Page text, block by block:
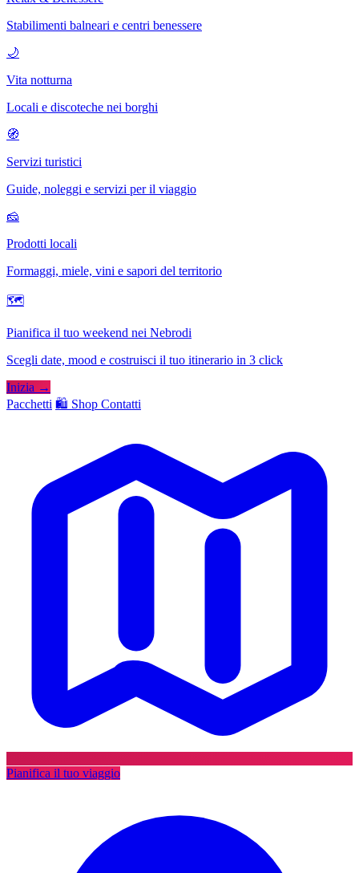
Stabilimenti balneari e centri benessere
🌙
Vita notturna
Locali e discoteche nei borghi
🧭
Servizi turistici
Guide, noleggi e servizi per il viaggio
🧀
Prodotti locali
Formaggi, miele, vini e sapori del territorio
🗺
Pianifica il tuo weekend nei Nebrodi
Scegli date, mood e costruisci il tuo itinerario in 3 click
Inizia →
Pacchetti 🛍️ Shop Contatti
Pianifica il tuo viaggio